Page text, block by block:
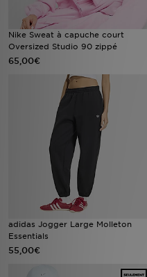
Nike Sweat à capuche court
Oversized Studio 90 zippé
65,00€
adidas Jogger Large Molleton
Essentials
55,00€
Nos Magasins
Télécharge l'Appli